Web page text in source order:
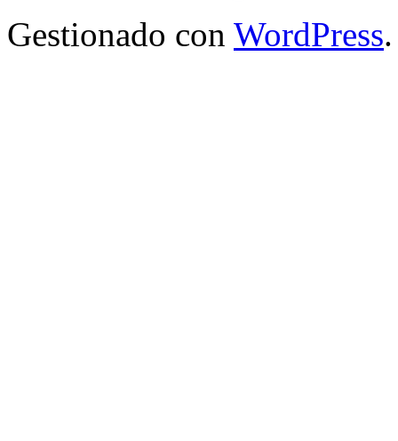
Gestionado con WordPress